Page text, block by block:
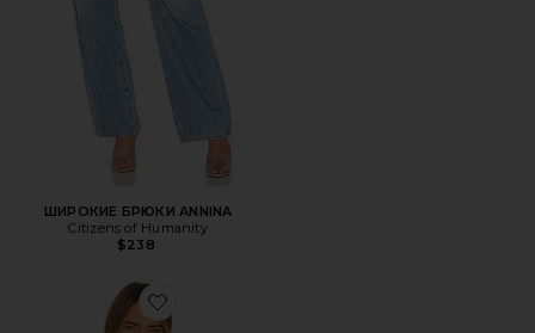
ШИРОКИЕ БРЮКИ ANNINA
Citizens of Humanity
$238
Favorite КУРТКА 90S